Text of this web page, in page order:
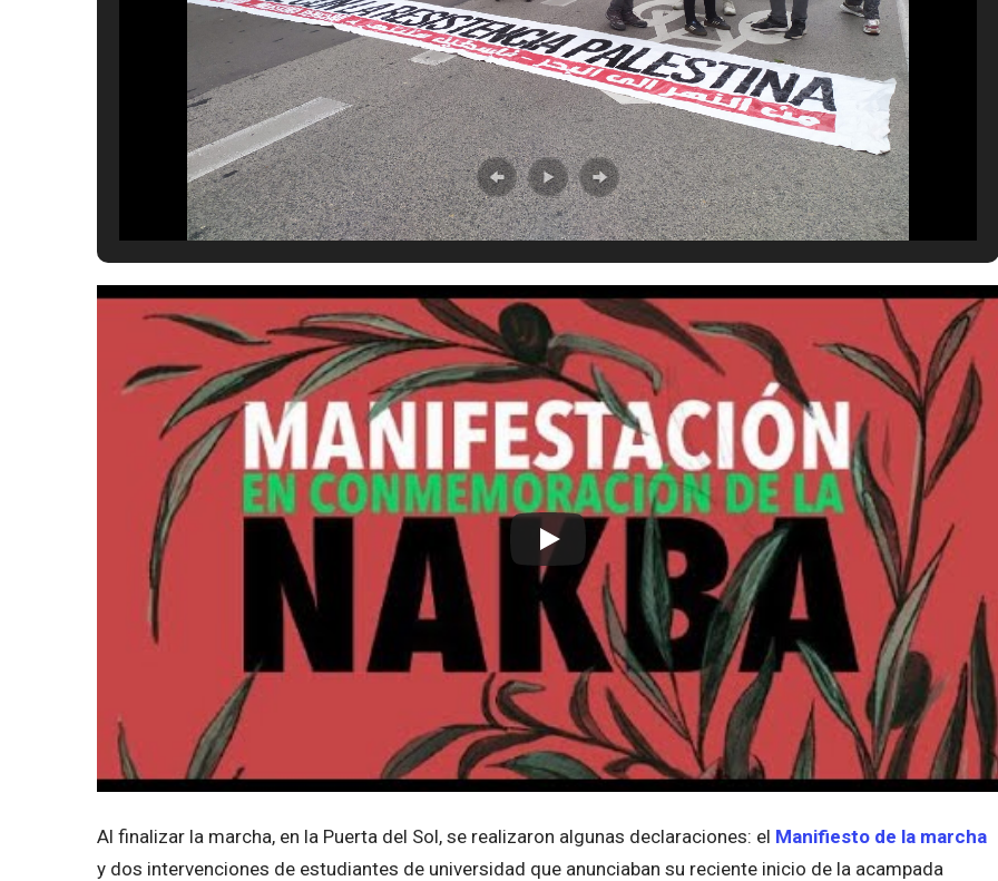
Al finalizar la marcha, en la Puerta del Sol, se realizaron algunas declaraciones: el Manifiesto de la marcha
y dos intervenciones de estudiantes de universidad que anunciaban su reciente inicio de la acampada